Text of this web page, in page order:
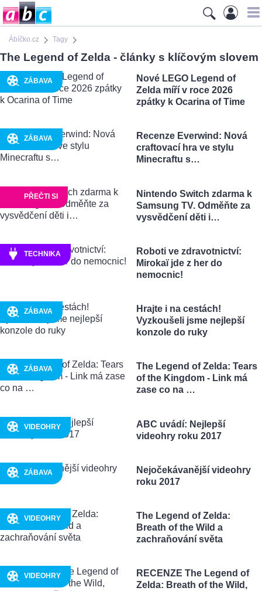
Ábíčko.cz Tagy
The Legend of Zelda - články s klíčovým slovem
ZÁBAVA
Nové LEGO Legend of
Zelda míří v roce 2026
zpátky k Ocarina of Time
ZÁBAVA
Recenze Everwind: Nová
craftovací hra ve stylu
Minecraftu s…
PŘEČTI SI
Nintendo Switch zdarma k
Samsung TV. Odměňte za
vysvědčení děti i…
TECHNIKA
Roboti ve zdravotnictví:
Mirokaï jde z her do
nemocnic!
ZÁBAVA
Hrajte i na cestách!
Vyzkoušeli jsme nejlepší
konzole do ruky
ZÁBAVA
The Legend of Zelda: Tears
of the Kingdom - Link má
zase co na …
VIDEOHRY
ABC uvádí: Nejlepší
videohry roku 2017
ZÁBAVA
Nejočekávanější videohry
roku 2017
VIDEOHRY
The Legend of Zelda:
Breath of the Wild a
zachraňování světa
VIDEOHRY
RECENZE The Legend of
Zelda: Breath of the Wild,